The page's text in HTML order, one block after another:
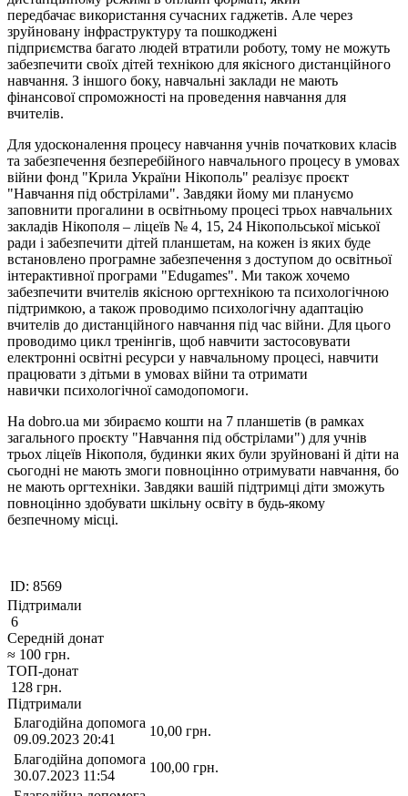
передбачає використання сучасних гаджетів. Але через
зруйновану інфраструктуру та пошкоджені
підприємства багато людей втратили роботу, тому не можуть
забезпечити своїх дітей технікою для якісного дистанційного
навчання. З іншого боку, навчальні заклади не мають
фінансової спроможності на проведення навчання для
вчителів.
Для удосконалення процесу навчання учнів початкових класів
та забезпечення безперебійного навчального процесу в умовах
війни фонд "Крила України Нікополь" реалізує проєкт
"Навчання під обстрілами". Завдяки йому ми плануємо
заповнити прогалини в освітньому процесі трьох навчальних
закладів Нікополя – ліцеїв № 4, 15, 24 Нікопольської міської
ради і забезпечити дітей планшетам, на кожен із яких буде
встановлено програмне забезпечення з доступом до освітньої
інтерактивної програми "Edugames". Ми також хочемо
забезпечити вчителів якісною оргтехнікою та психологічною
підтримкою, а також проводимо психологічну адаптацію
вчителів до дистанційного навчання під час війни. Для цього
проводимо цикл тренінгів, щоб навчити застосовувати
електронні освітні ресурси у навчальному процесі, навчити
працювати з дітьми в умовах війни та отримати
навички психологічної самодопомоги.
На dobro.ua ми збираємо кошти на 7 планшетів (в рамках
загального проєкту "Навчання під обстрілами") для учнів
трьох ліцеїв Нікополя, будинки яких були зруйновані й діти на
сьогодні не мають змоги повноцінно отримувати навчання, бо
не мають оргтехніки. Завдяки вашій підтримці діти зможуть
повноцінно здобувати шкільну освіту в будь-якому
безпечному місці.
ID: 8569
Підтримали
6
Середній донат
≈ 100 грн.
ТОП-донат
128 грн.
Підтримали
Благодійна допомога
09.09.2023 20:41
10,00 грн.
Благодійна допомога
30.07.2023 11:54
100,00 грн.